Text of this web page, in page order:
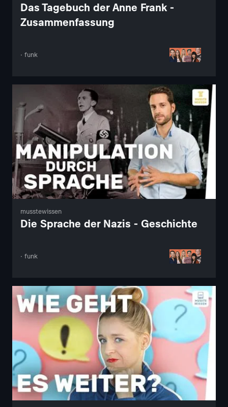
Das Tagebuch der Anne Frank -
Zusammenfassung
· funk
musstewissen
Die Sprache der Nazis - Geschichte
· funk